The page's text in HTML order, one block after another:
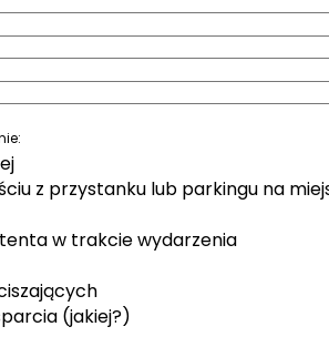
z przystanku lub parkingu na
w trakcie wydarzenia
(jakiej?)